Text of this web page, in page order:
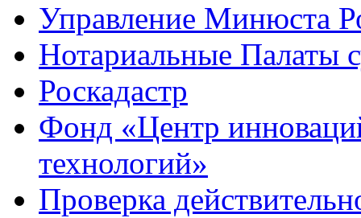
Управление Минюста
Нотариальные Палаты
Роскадастр
Фонд «Центр
технологий»
Проверка